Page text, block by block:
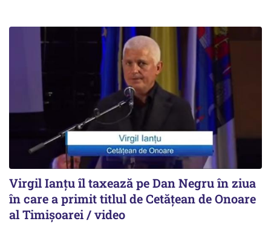
Virgil Ianțu îl taxează pe Dan Negru în ziua
în care a primit titlul de Cetățean de Onoare
al Timișoarei / video